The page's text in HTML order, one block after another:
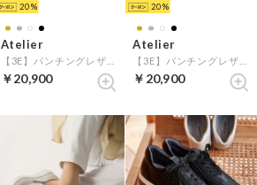
20
Atelier
￥20,900
20
Atelier
￥20,900